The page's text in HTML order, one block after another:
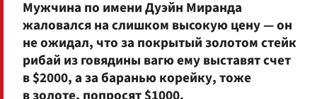
Мужчина по имени Дуэйн Миранда
жаловался на слишком высокую цену — он
не ожидал, что за покрытый золотом стейк
рибай из говядины вагю ему выставят счет
в $2000, а за баранью корейку, тоже